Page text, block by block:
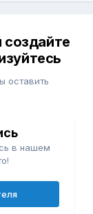
оставить
в нашем